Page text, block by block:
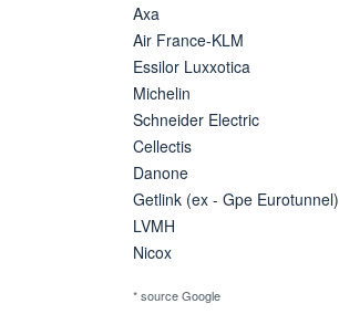
Axa
Air France-KLM
Essilor Luxxotica
Michelin
Schneider Electric
Cellectis
Danone
Getlink (ex - Gpe Eurotunnel)
LVMH
Nicox
* source Google